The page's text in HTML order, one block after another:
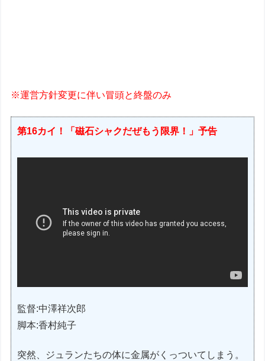
※運営方針変更に伴い冒頭と終盤のみ
第16カイ！「磁石シャクだぜもう限界！」予告
監督:中澤祥次郎
脚本:香村純子
突然、ジュランたちの体に金属がくっついてしまう。